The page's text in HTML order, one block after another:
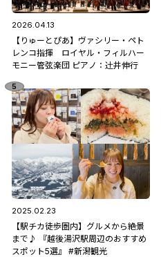
2026.04.13
【りゅーとぴあ】ヴァシリー・ペト
レンコ指揮 ロイヤル・フィルハー
モニー管弦楽団 ピアノ：辻󠄀井伸行
2025.02.23
【駅チカ徒歩圏内】グルメから絶景
まで♪ 『越後湯沢駅周辺のおすすめ
スポット5選』 #新潟観光